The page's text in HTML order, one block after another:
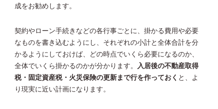
成をお勧めします。
契約やローン手続きなどの各行事ごとに、掛かる費用や必要
なものを書き込むようにし、それぞれの小計と全体合計を分
かるようにしておけば、どの時点でいくら必要になるのか、
全体でいくら掛かるのかが分かります。 入居後の不動産取得
税・固定資産税・火災保険の更新まで行を作っておく と、よ
り現実に近い計画になります。